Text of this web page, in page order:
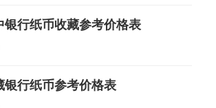
投资论坛
银行纸币收藏参考价格表
银行纸币参考价格表